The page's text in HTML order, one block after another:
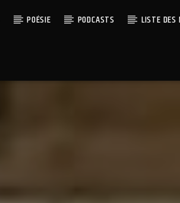
POÉSIE PODCASTS LISTE DES